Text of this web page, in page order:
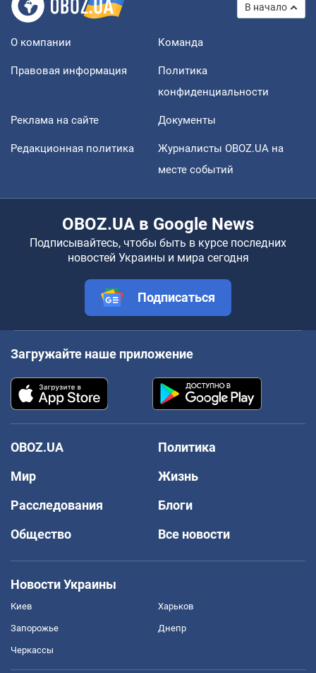
В начало
О компании Команда
Правовая информация
Политика
конфиденциальности
Реклама на сайте Документы
Редакционная политика
Журналисты OBOZ.UA на
месте событий
OBOZ.UA в Google News
Подписывайтесь, чтобы быть в курсе последних
новостей Украины и мира сегодня
Подписаться
Загружайте наше приложение
OBOZ.UA
Политика
Мир
Жизнь
Расследования
Блоги
Общество
Все новости
Новости Украины
Киев Харьков
Запорожье Днепр
Черкассы